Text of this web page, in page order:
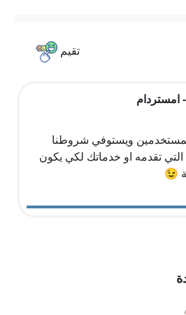
تقيم
امستردام
ويستوفي شروطنا
تقدمه او خدماتك لكي يكون
😉